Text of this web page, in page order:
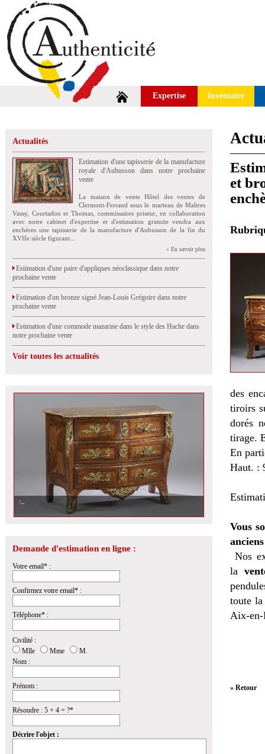
Expertise Inventaire
Actualités
Estimation d'une tapisserie de la manufacture
royale d'Aubusson dans notre prochaine
vente
La maison de vente Hôtel des ventes de
Clermont-Ferrand sous le marteau de Maîtres
Vassy, Courtadon et Thomas, commissaires priseur, en collaboration
avec notre cabinet d'expertise et d'estimation gratuite vendra aux
enchères une tapisserie de la manufacture d'Aubusson de la fin du
XVIIe siècle figurant...
» En savoir plus
Estimation d'une paire d'appliques néoclassique dans notre
prochaine vente
Estimation d'un bronze signé Jean-Louis Grégoire dans notre
prochaine vente
Estimation d'une commode mazarine dans le style des Hache dans
notre prochaine vente
Voir toutes les actualités
Demande d'estimation en ligne :
Votre email* :
Confirmez votre email* :
Téléphone* :
Civilité :
Mlle
Mme
M.
Nom :
Prénom :
Résoudre : 5 + 4 = ?*
Décrire l'objet :
et
des
tiroirs
dorés
tirage.
En
Haut. :
Vous
Nos
la
toute
Aix-en-
» Retour